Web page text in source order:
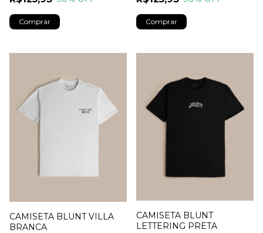
Comprar Comprar
CAMISETA BLUNT VILLA
BRANCA
CAMISETA BLUNT
LETTERING PRETA